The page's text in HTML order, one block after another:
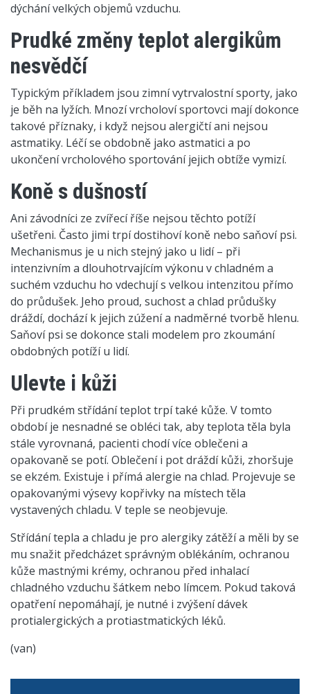
dýchání velkých objemů vzduchu.
Prudké změny teplot alergikům
nesvědčí
Typickým příkladem jsou zimní vytrvalostní sporty, jako
je běh na lyžích. Mnozí vrcholoví sportovci mají dokonce
takové příznaky, i když nejsou alergičtí ani nejsou
astmatiky. Léčí se obdobně jako astmatici a po
ukončení vrcholového sportování jejich obtíže vymizí.
Koně s dušností
Ani závodníci ze zvířecí říše nejsou těchto potíží
ušetřeni. Často jimi trpí dostihoví koně nebo saňoví psi.
Mechanismus je u nich stejný jako u lidí – při
intenzivním a dlouhotrvajícím výkonu v chladném a
suchém vzduchu ho vdechují s velkou intenzitou přímo
do průdušek. Jeho proud, suchost a chlad průdušky
dráždí, dochází k jejich zúžení a nadměrné tvorbě hlenu.
Saňoví psi se dokonce stali modelem pro zkoumání
obdobných potíží u lidí.
Ulevte i kůži
Při prudkém střídání teplot trpí také kůže. V tomto
období je nesnadné se obléci tak, aby teplota těla byla
stále vyrovnaná, pacienti chodí více oblečeni a
opakovaně se potí. Oblečení i pot dráždí kůži, zhoršuje
se ekzém. Existuje i přímá alergie na chlad. Projevuje se
opakovanými výsevy kopřivky na místech těla
vystavených chladu. V teple se neobjevuje.
Střídání tepla a chladu je pro alergiky zátěží a měli by se
mu snažit předcházet správným oblékáním, ochranou
kůže mastnými krémy, ochranou před inhalací
chladného vzduchu šátkem nebo límcem. Pokud taková
opatření nepomáhají, je nutné i zvýšení dávek
protialergických a protiastmatických léků.
(van)